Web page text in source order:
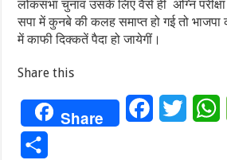
लोकसभा चुनाव उसके लिए वैसे ही अग्नि
सपा में कुनबे की कलह समाप्त हो गई तो
में काफी दिक्कतें पैदा हो जायेगीं।
Share this
Share Facebook